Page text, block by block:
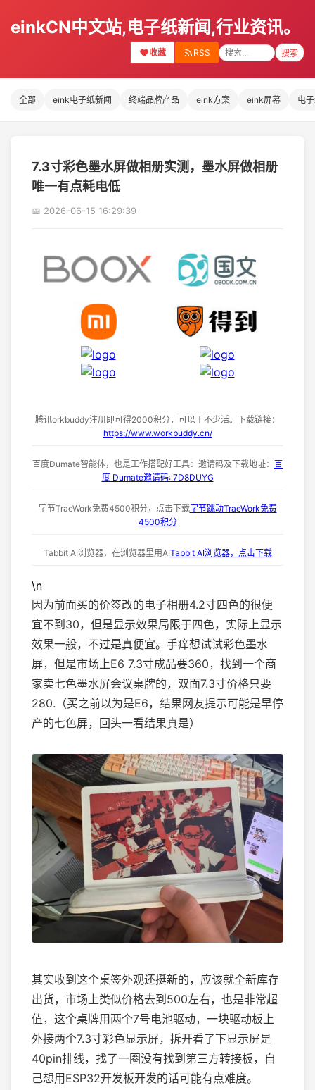
einkCN中文站,电子纸新闻,行业资讯。
收藏 RSS 搜索
全部 eink电子纸新闻 终端品牌产品 eink方案 eink屏幕 电
7.3寸彩色墨水屏做相册实测，墨水屏做相册
唯一有点耗电低
📅 2026-06-15 16:29:39
腾讯orkbuddy注册即可得2000积分，可以干不少活。下载链接：
https://www.workbuddy.cn/
百度Dumate智能体，也是工作搭配好工具：邀请码及下载地址： 百
度 Dumate邀请码: 7D8DUYG
字节TraeWork免费4500积分，点击下载字节跳动TraeWork免费
4500积分
Tabbit AI浏览器，在浏览器里用AITabbit AI浏览器，点击下载
\n
因为前面买的价签改的电子相册4.2寸四色的很便
宜不到30，但是显示效果局限于四色，实际上显示
效果一般，不过是真便宜。手痒想试试彩色墨水
屏，但是市场上E6 7.3寸成品要360，找到一个商
家卖七色墨水屏会议桌牌的，双面7.3寸价格只要
280.（买之前以为是E6，结果网友提示可能是早停
产的七色屏，回头一看结果真是）
其实收到这个桌签外观还挺新的，应该就全新库存
出货，市场上类似价格去到500左右，也是非常超
值，这个桌牌用两个7号电池驱动，一块驱动板上
外接两个7.3寸彩色显示屏，拆开看了下显示屏是
40pin排线，找了一圈没有找到第三方转接板，自
己想用ESP32开发板开发的话可能有点难度。